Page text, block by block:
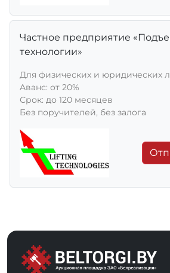
Частное предприятие
технологии»
Для физических и юридических
Aванс: от 20%
Срок: до 120 месяцев
Без поручителей, без залога